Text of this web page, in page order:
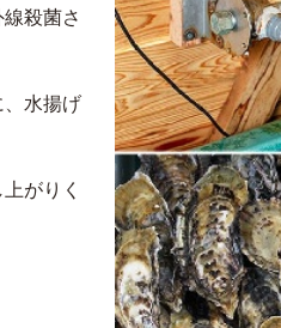
殺菌さ
水揚げ
がりく